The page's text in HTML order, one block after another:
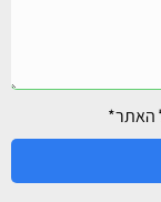
האתר*